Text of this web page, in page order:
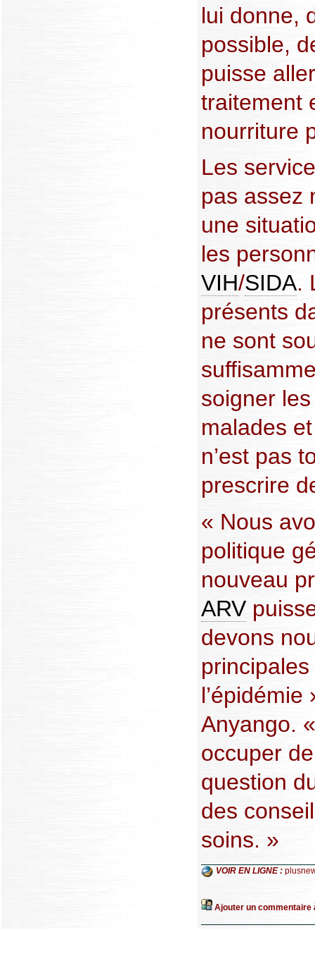
lui donne,
possible,
puisse
traitement
nourriture
Les
pas assez
une
les
VIH/SIDA.
présents
ne sont
soigner
malades
n’est pas
prescrire
« Nous
politique
nouveau
ARV
devons
Anyango.
occuper
question
des
soins. »
VOIR EN LIGNE :
Ajouter un commentaire